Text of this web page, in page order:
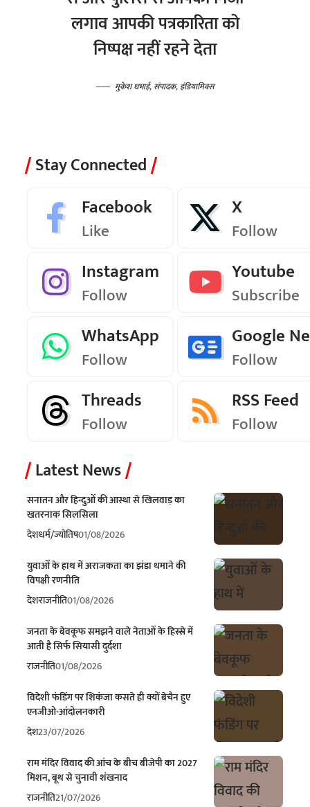
लगाव आपकी पत्रकारिता को
निष्पक्ष नहीं रहने देता
मुकेश धभाई, संपादक, इंडियामिक्स
Stay Connected
Facebook
Like
X
Follow
Instagram
Follow
Youtube
Subscribe
WhatsApp
Follow
Google
Follow
Threads
Follow
RSS Feed
Follow
Latest News
सनातन और हिन्दुओं की आस्था से खिलवाड़ का
खतरनाक सिलसिला
देशधर्म/ज्योतिष01/08/2026
युवाओं के हाथ में अराजकता का झंडा थमाने की
विपक्षी रणनीति
देशराजनीति01/08/2026
जनता के बेवकूफ समझने वाले नेताओं के हिस्से में
आती है सिर्फ सियासी दुर्दशा
राजनीति01/08/2026
विदेशी फंडिंग पर शिकंजा कसते ही क्यों बेचैन हुए
एनजीओ-आंदोलनकारी
देश23/07/2026
राम मंदिर विवाद की आंच के बीच बीजेपी का 2027
मिशन, बूथ से चुनावी शंखनाद
राजनीति21/07/2026